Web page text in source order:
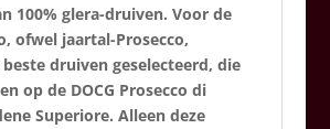
100% glera-druiven. Voor de
ofwel jaartal-Prosecco,
druiven geselecteerd, die
op de DOCG Prosecco di
Superiore. Alleen deze